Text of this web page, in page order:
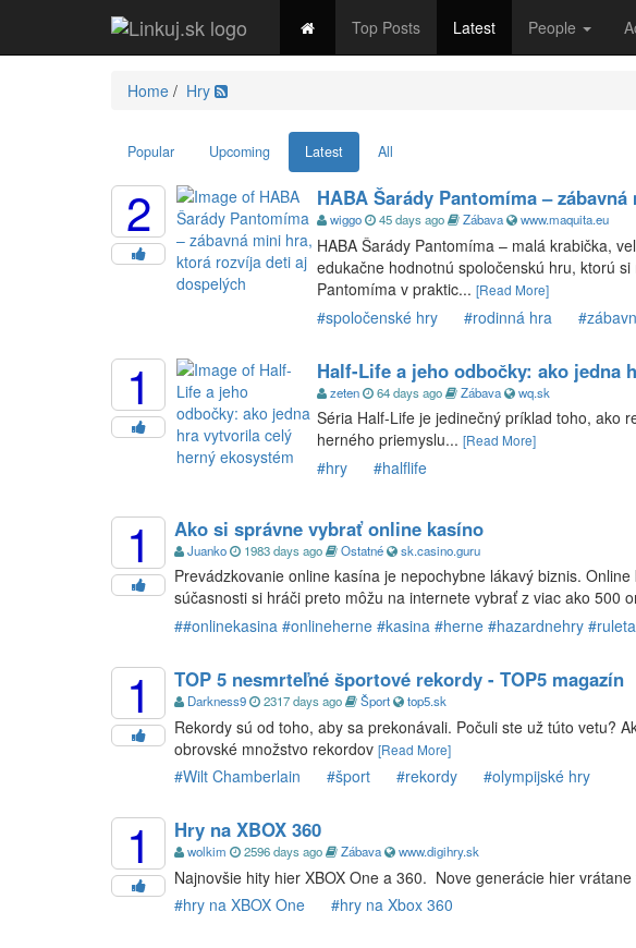
Top Posts Latest People
Spravodajstvo Ekonomika Šport Kultúra Technológie
Home / Hry
Popular Upcoming Latest All
2 HABA Šarády Pantomíma –
wiggo 45 days ago Zábava www.maquita.eu
HABA Šarády Pantomíma – malá krabička,
edukačne hodnotnú spoločenskú hru, ktorú
Pantomíma v praktic... [Read More]
#spoločenské hry #rodinná hra
1 Half-Life a jeho odbočky: ako jedna
zeten 64 days ago Zábava wq.sk
Séria Half-Life je jedinečný príklad toho, ako
herného priemyslu... [Read More]
#hry #halflife
1 Ako si správne vybrať online kasíno
Juanko 1983 days ago Ostatné sk.casino.guru
Prevádzkovanie online kasína je nepochybne lákavý biznis.
súčasnosti si hráči preto môžu na internete vybrať z viac ako 500
##onlinekasina #onlineherne #kasina #herne #hazardnehry
1 TOP 5 nesmrteľné športové rekordy - TOP5 magazín
Darkness9 2317 days ago Šport top5.sk
Rekordy sú od toho, aby sa prekonávali. Počuli ste už túto vetu?
obrovské množstvo rekordov [Read More]
#Wilt Chamberlain #šport #rekordy #olympijské hry
1 Hry na XBOX 360
wolkim 2596 days ago Zábava www.digihry.sk
Najnovšie hity hier XBOX One a 360. Nove generácie hier
#hry na XBOX One #hry na Xbox 360